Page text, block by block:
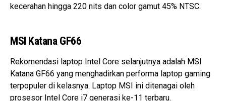
kecerahan hingga 220 nits dan color gamut 45% NTSC.
MSI Katana GF66
Rekomendasi laptop Intel Core selanjutnya adalah MSI
Katana GF66 yang menghadirkan performa laptop gaming
terpopuler di kelasnya. Laptop MSI ini ditenagai oleh
prosesor Intel Core i7 generasi ke-11 terbaru.